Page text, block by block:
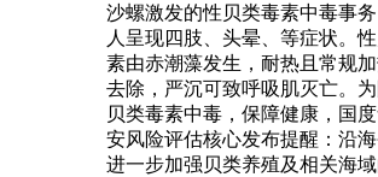
沙螺激发的性贝类毒素中毒事
人呈现四肢、头晕、等症状。
素由赤潮藻发生，耐热且常规
去除，严沉可致呼吸肌灭亡。
贝类毒素中毒，保障健康，国
安风险评估核心发布提醒：沿
进一步加强贝类养殖及相关海